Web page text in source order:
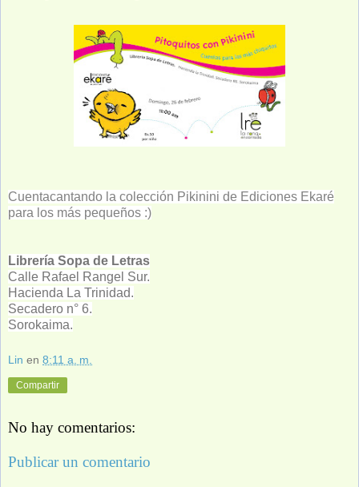
Cuentacantando la colección Pikinini de Ediciones Ekaré
para los más pequeños :)
Librería Sopa de Letras
Calle Rafael Rangel Sur.
Hacienda La Trinidad.
Secadero n° 6.
Sorokaima.
Lin en 8:11 a. m.
Compartir
No hay comentarios:
Publicar un comentario